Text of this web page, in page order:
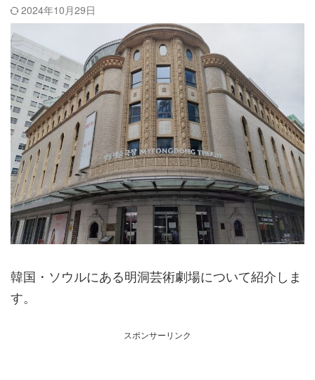
2024年10月29日
韓国・ソウルにある明洞芸術劇場について紹介しま
す。
スポンサーリンク